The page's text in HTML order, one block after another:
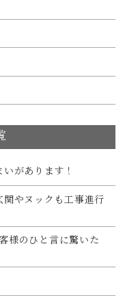
があります！
やヌックも工事進行
様のひと言に驚いた